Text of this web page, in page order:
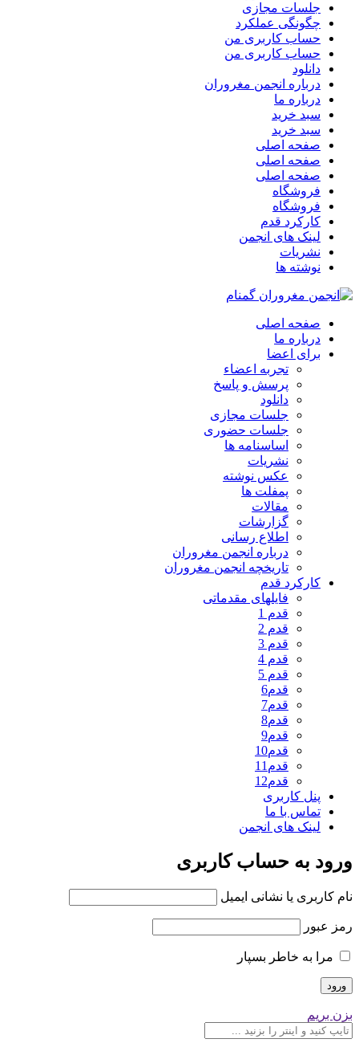
جلسات مجازی
چگونگی عملکرد
حساب کاربری من
حساب کاربری من
دانلود
درباره انجمن مغروران
درباره ما
سبد خرید
سبد خرید
صفحه اصلی
صفحه اصلی
صفحه اصلی
فروشگاه
فروشگاه
کارکرد قدم
لینک های انجمن
نشریات
نوشته ها
صفحه اصلی
درباره ما
برای اعضا
تجربه اعضاء
پرسش و پاسخ
دانلود
جلسات مجازی
جلسات حضوری
اساسنامه ها
نشریات
عکس نوشته
پمفلت ها
مقالات
گزارشات
اطلاع رسانی
درباره انجمن مغروران
تاریخچه انجمن مغروران
کارکرد قدم
فایلهای مقدماتی
قدم 1
قدم 2
قدم 3
قدم 4
قدم 5
قدم6
قدم7
قدم8
قدم9
قدم10
قدم11
قدم12
پنل کاربری
تماس با ما
لینک های انجمن
ورود به حساب کاربری
نام کاربری یا نشانی ایمیل
رمز عبور
مرا به خاطر بسپار
بزن بریم